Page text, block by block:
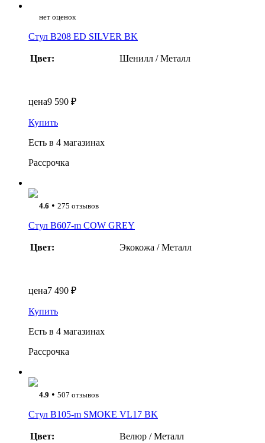
нет оценок
Стул B208 ED SILVER BK
Цвет: Шенилл / Металл
цена9 590 ₽
Купить
Есть в 4 магазинах
Рассрочка
4.6 • 275 отзывов
Стул B607-m COW GREY
Цвет: Экокожа / Металл
цена7 490 ₽
Купить
Есть в 4 магазинах
Рассрочка
4.9 • 507 отзывов
Стул B105-m SMOKE VL17 BK
Цвет:
Велюр / Металл